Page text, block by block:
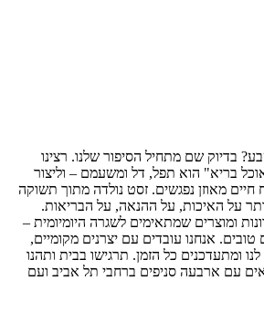
בדיוק שם מתחיל הסיפור שלנו. רצינו
בריא" הוא תפל, דל ומשעמם – וליצור
מאוזן נפגשים. זסט נולדה מתוך תשוקה
על האיכות, על ההנאה, על הבריאות.
ומוצרים שמתאימים לשגרה היומיומית –
טובים. אנחנו עובדים עם יצרנים מקומיים,
ומתעדכנים כל הזמן. תרגישו בבית ותהנו
עם ארבעה סניפים ברחבי תל אביב ועם